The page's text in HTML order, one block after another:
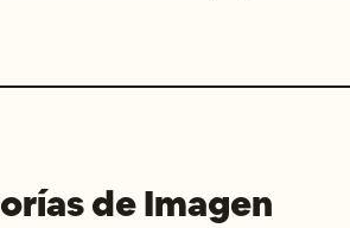
de Imagen